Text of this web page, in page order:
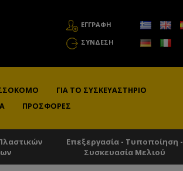
ΕΓΓΡΑΦΗ
ΣΎΝΔΕΣΗ
ΓΙΑ ΤΟ ΣΥΣΚΕΥΑΣΤΉΡΙΟ
ΠΡΟΣΦΟΡΈΣ
Επεξεργασία - Τυποποίηση -
Συσκευασία Μελιού